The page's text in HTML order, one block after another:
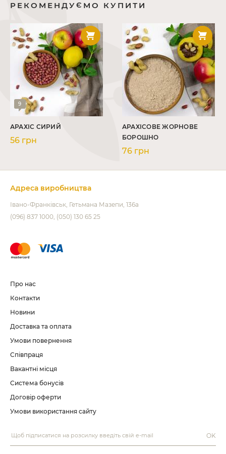
РЕКОМЕНДУЄМО КУПИТИ
9
АРАХІС СИРИЙ
56 грн
АРАХІСОВЕ ЖОРНОВЕ
БОРОШНО
76 грн
Адреса виробництва
Івано-Франківськ Гетьмана Мазепи, 136а
(096) 837 1000 (050) 130 65 25
Про нас
Контакти
Новини
Доставка та оплата
Умови повернення
Співпраця
Вакантні місця
Система бонусів
Договір оферти
Умови використання сайту
OK